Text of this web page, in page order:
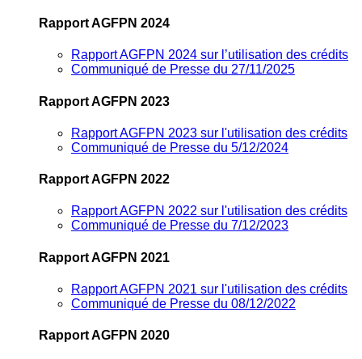
Rapport AGFPN 2024
Rapport AGFPN 2024 sur l’utilisation des crédits
Communiqué de Presse du 27/11/2025
Rapport AGFPN 2023
Rapport AGFPN 2023 sur l'utilisation des crédits
Communiqué de Presse du 5/12/2024
Rapport AGFPN 2022
Rapport AGFPN 2022 sur l'utilisation des crédits
Communiqué de Presse du 7/12/2023
Rapport AGFPN 2021
Rapport AGFPN 2021 sur l'utilisation des crédits
Communiqué de Presse du 08/12/2022
Rapport AGFPN 2020